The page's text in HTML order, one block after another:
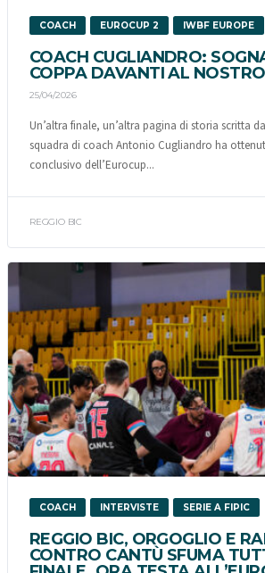
COACH EUROCUP 2 IWBF EUROPE
COACH CUGLIANDRO:
COPPA DAVANTI AL
25/04/2026
Un’altra finale, un’altra pagina di storia scritta
squadra di coach Antonio Cugliandro ha
conclusivo dell’Eurocup...
REGGIO BIC
COACH INTERVISTE SERIE A FIPIC
REGGIO BIC, ORGOGLIO E
CONTRO CANTÙ SFUMA